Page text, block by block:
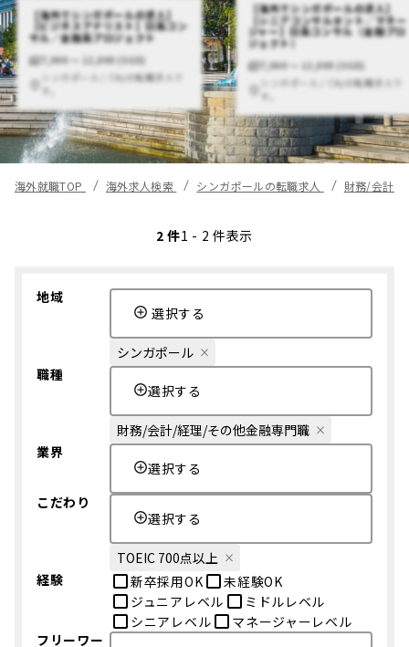
【海外でシンガポールの求人】
【ビジネスアナリスト】日系コン
サル／金融系プロジェクト
7,000 〜 12,000 (SGD)
シンガポール / Cityの転職求人で
す。
【海外でシンガポールの求人】
【シニアコンサルタント／マネー
ジャー】日系コンサル（金融プロ
ジェクト）
7,000 〜 12,000 (SGD)
シンガポール / Cityの転職求人で
す。
海外就職TOP 海外求人検索 シンガポールの転職求人 財務/会計/
2 件1 - 2 件表示
地域
選択する
シンガポール
職種
選択する
財務/会計/経理/その他金融専門職
業界
選択する
こだわり
選択する
TOEIC 700点以上
経験
新卒採用OK
未経験OK
ジュニアレベル
ミドルレベル
シニアレベル
マネージャーレベル
フリーワー